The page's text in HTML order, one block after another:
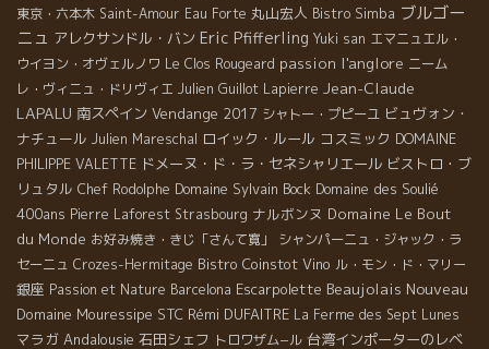
東京・六本木 Saint-Amour Eau Forte 丸山宏人 Bistro Simba ブルゴー
ニュ アレクサンドル・バン Eric Pfifferling Yuki san エマニュエル・
ウイヨン・オヴェルノワ Le Clos Rougeard passion l'anglore ニーム
レ・ヴィニュ・ドリヴィエ Julien Guillot Lapierre Jean-Claude
LAPALU 南スペイン Vendange 2017 シャトー・プピーユ ビュヴォン・
ナチュール Julien Mareschal ロイック・ルール コスミック DOMAINE
PHILIPPE VALETTE ドメーヌ・ド・ラ・セネシャリエール ビストロ・ブ
リュタル Chef Rodolphe Domaine Sylvain Bock Domaine des Soulié
400ans Pierre Laforest Strasbourg ナルボンヌ Domaine Le Bout
du Monde お好み焼き・きじ「さんて寛」
シャンパーニュ・ジャック・ラ
セーニュ Crozes-Hermitage Bistro Coinstot Vino ル・モン・ド・マリー
銀座 Passion et Nature Barcelona Escarpolette Beaujolais Nouveau
Domaine Mouressipe STC Rémi DUFAITRE La Ferme des Sept Lunes
マラガ Andalousie 石田シェフ トロワザム−ル 台湾インポーターのレベ